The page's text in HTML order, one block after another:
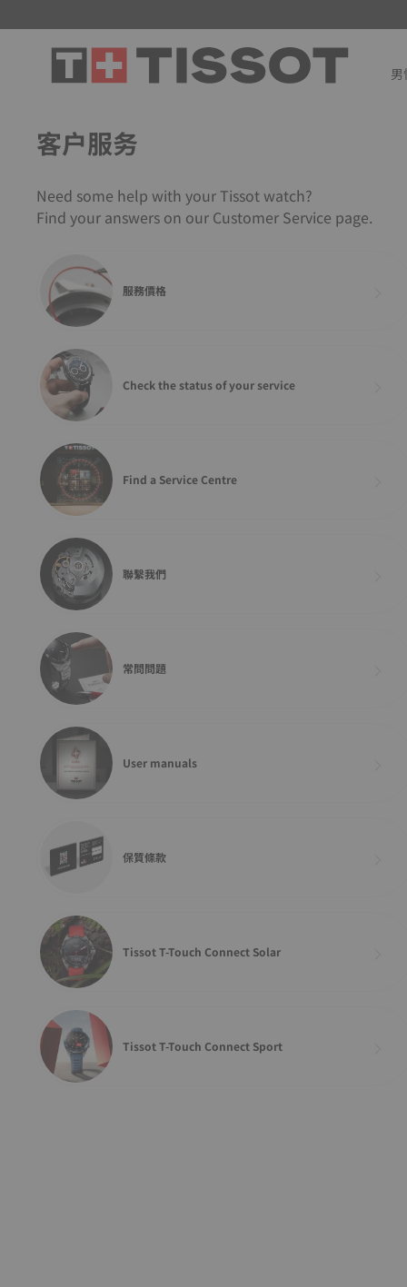
客户服务
Need some help with your Tissot watch?
Find your answers on our Customer Service page.
服務價格
Check the status of your service
Find a Service Centre
聯繫我們
常問問題
User manuals
保質條款
Tissot T-Touch Connect Solar
Tissot T-Touch Connect Sport